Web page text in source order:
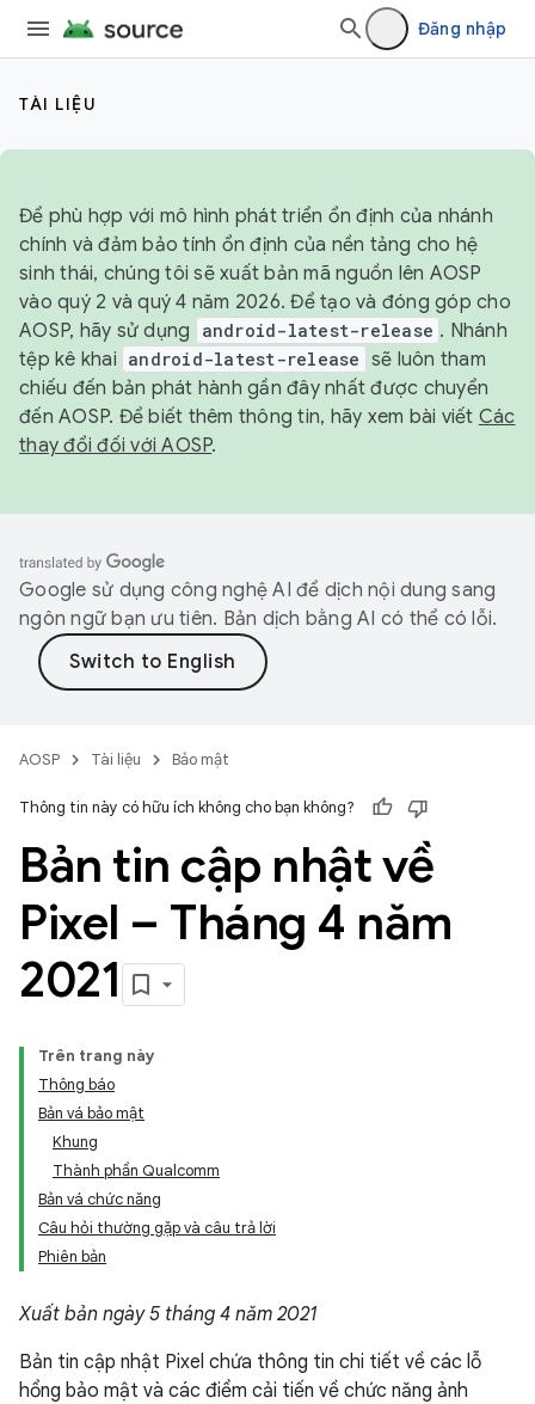
Đăng nhập
TÀI LIỆU
Để phù hợp với mô hình phát triển ổn định của nhánh
chính và đảm bảo tính ổn định của nền tảng cho hệ
sinh thái, chúng tôi sẽ xuất bản mã nguồn lên AOSP
vào quý 2 và quý 4 năm 2026. Để tạo và đóng góp cho
AOSP, hãy sử dụng
android-latest-release . Nhánh
tệp kê khai android-latest-release sẽ luôn tham
chiếu đến bản phát hành gần đây nhất được chuyển
đến AOSP. Để biết thêm thông tin, hãy xem bài viết Các
thay đổi đối với AOSP.
Google sử dụng công nghệ AI để dịch nội dung sang
ngôn ngữ bạn ưu tiên. Bản dịch bằng AI có thể có lỗi.
AOSP Tài liệu Bảo mật
Thông tin này có hữu ích không cho bạn không?
Bản tin cập nhật về
Pixel – Tháng 4 năm
2021
Trên trang này
Thông báo
Bản vá bảo mật
Khung
Thành phần Qualcomm
Bản vá chức năng
Câu hỏi thường gặp và câu trả lời
Phiên bản
Xuất bản ngày 5 tháng 4 năm 2021
Bản tin cập nhật Pixel chứa thông tin chi tiết về các lỗ
hổng bảo mật và các điểm cải tiến về chức năng ảnh